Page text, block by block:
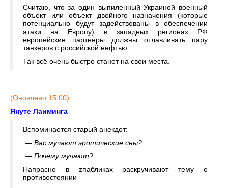
Считаю, что за один выпиленный Украиной военный
объект или объект двойного назначения (которые
потенциально будут задействованы в обеспечении
атаки на Европу) в западных регионах РФ
европейские партнёры должны отлавливать пару
танкеров с российской нефтью.
Так всё очень быстро станет на свои места.
(Оновлено 15:00)
Януте Лаиминга
Вспоминается старый анекдот:
— Вас мучают эротические сны?
— Почему мучают?
Напрасно в zпабликах раскручивают тему о
противостоянии